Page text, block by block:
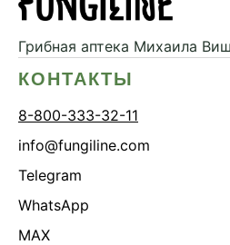
Грибная аптека Михаила
КОНТАКТЫ
8-800-333-32-11
info@fungiline.com
Telegram
WhatsApp
MAX